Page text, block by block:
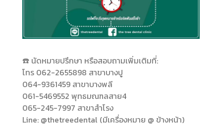
☎️ นัดหมายปรึกษา หรือสอบถามเพิ่มเติมที่:
โทร 062-2655898 สาขาบางปู
064-9361459 สาขาบางพลี
061-5469552 พุทธมณฑลสาย4
065-245-7997 สาขาสำโรง
Line: @thetreedental (มีเครื่องหมาย @ ข้างหน้า)